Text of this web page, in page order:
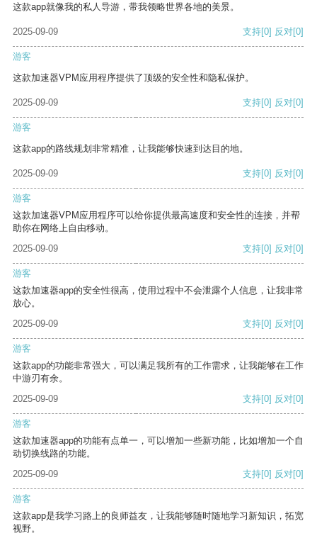
这款app就像我的私人导游，带我领略世界各地的美景。
2025-09-09 支持[0] 反对[0]
游客
这款加速器VPM应用程序提供了顶级的安全性和隐私保护。
2025-09-09 支持[0] 反对[0]
游客
这款app的路线规划非常精准，让我能够快速到达目的地。
2025-09-09 支持[0] 反对[0]
游客
这款加速器VPM应用程序可以给你提供最高速度和安全性的连接，并帮
助你在网络上自由移动。
2025-09-09
支持[0] 反对[0]
游客
这款加速器app的安全性很高，使用过程中不会泄露个人信息，让我非常
放心。
2025-09-09
支持[0] 反对[0]
游客
这款app的功能非常强大，可以满足我所有的工作需求，让我能够在工作
中游刃有余。
2025-09-09
支持[0] 反对[0]
游客
这款加速器app的功能有点单一，可以增加一些新功能，比如增加一个自
动切换线路的功能。
2025-09-09
支持[0] 反对[0]
游客
这款app是我学习路上的良师益友，让我能够随时随地学习新知识，拓宽
视野。